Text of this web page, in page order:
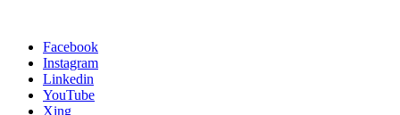
Facebook
Instagram
Linkedin
YouTube
Xing